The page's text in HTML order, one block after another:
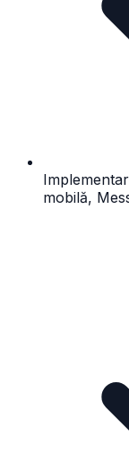
mobilă,